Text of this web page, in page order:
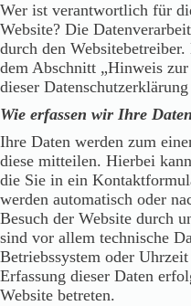
Wer ist verantwortlich für
Website? Die
durch den
dem Abschnitt „Hinweis
dieser
Wie erfassen wir Ihre
Ihre Daten werden zum
diese mitteilen. Hierbei
die Sie in ein
werden automatisch oder
Besuch der Website durch
sind vor allem technische
Betriebssystem oder
Erfassung dieser Daten
Website betreten.